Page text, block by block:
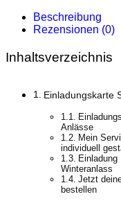
Beschreibung
Rezensionen (0)
Inhaltsverzeichnis
Einladungskarte
Anlässe
Mein
individuell
Winteranlass
Jetzt
bestellen